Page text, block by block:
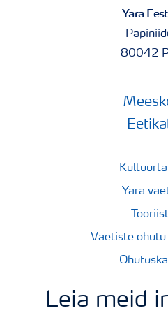
Päritolumaa: Inglismaa
Yara
80042
Yara
Väetiste
Leia meid